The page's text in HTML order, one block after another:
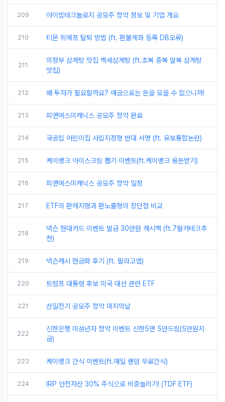
209 아이빔테크놀로지 공모주 청약 정보 및 기업 개요
210 티몬 위메프 탈퇴 방법 (ft. 환불계좌 등록 DB오류)
211
의정부 삼계탕 맛집 백세삼계탕 (ft.초복 중복 말복 삼계탕
맛집)
212 왜 투자가 필요할까요? 예금으로는 돈을 모을 수 없으니까!
213 피앤에스미캐닉스 공모주 청약 완료
214 국공립 어린이집 사립지정형 반대 서명 (ft. 유보통합논란)
215 케이뱅크 아이스크림 뽑기 이벤트(ft.케이뱅크 용돈받기)
216 피앤에스미캐닉스 공모주 청약 일정
217 ETF의 환헤지형과 환노출형의 장단점 비교
218
넥슨 현대카드 이벤트 발급 30만원 캐시백 (ft.7월카테크추
천)
219 넥슨캐시 현금화 후기 (ft. 팔라고앱)
220 트럼프 대통령 후보 미국 대선 관련 ETF
221 산일전기 공모주 청약 마지막날
222
신한은행 미성년자 청약 이벤트 신한5면 5만드림(5만원지
급)
223 케이뱅크 간식 이벤트(ft.매일 랜덤 무료간식)
224 IRP 안전자산 30% 주식으로 비중늘리기! (TDF ETF)